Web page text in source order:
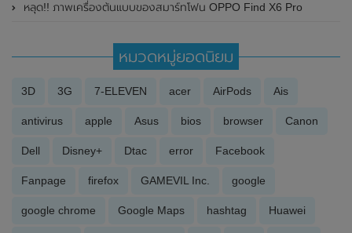
หลุด!! ภาพเครื่องต้นแบบของสมาร์ทโฟน OPPO Find X6 Pro
หมวดหมู่ยอดนิยม
3D 3G 7-ELEVEN acer AirPods Ais
antivirus apple Asus bios browser Canon
Dell Disney+ Dtac error Facebook
Fanpage firefox GAMEVIL Inc. google
google chrome Google Maps hashtag Huawei